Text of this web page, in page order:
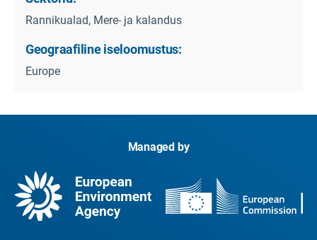
Rannikualad, Mere- ja kalandus
Geograafiline iseloomustus:
Europe
Managed by